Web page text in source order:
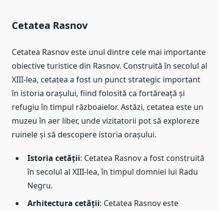
Cetatea Rasnov
Cetatea Rasnov este unul dintre cele mai importante
obiective turistice din Rasnov. Construită în secolul al
XIII-lea, cetatea a fost un punct strategic important
în istoria orașului, fiind folosită ca fortăreață și
refugiu în timpul războaielor. Astăzi, cetatea este un
muzeu în aer liber, unde vizitatorii pot să exploreze
ruinele și să descopere istoria orașului.
Istoria cetății: Cetatea Rasnov a fost construită
în secolul al XIII-lea, în timpul domniei lui Radu
Negru.
Arhitectura cetății: Cetatea Rasnov este